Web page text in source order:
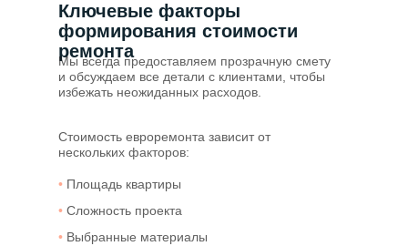
Ключевые факторы
формирования стоимости
ремонта
Мы всегда предоставляем прозрачную смету
и обсуждаем все детали с клиентами, чтобы
избежать неожиданных расходов.
• Площадь квартиры
• Выбранные материалы
• Сложность проекта
Стоимость евроремонта зависит от
нескольких факторов: